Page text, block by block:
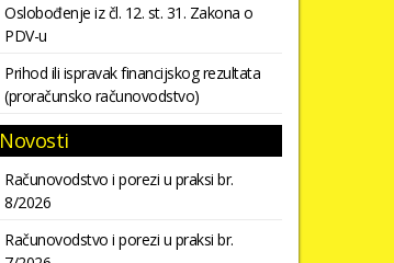
Oslobođenje iz čl. 12. st. 31. Zakona o
PDV-u
Prihod ili ispravak financijskog rezultata
(proračunsko računovodstvo)
Novosti
Računovodstvo i porezi u praksi br.
8/2026
Računovodstvo i porezi u praksi br.